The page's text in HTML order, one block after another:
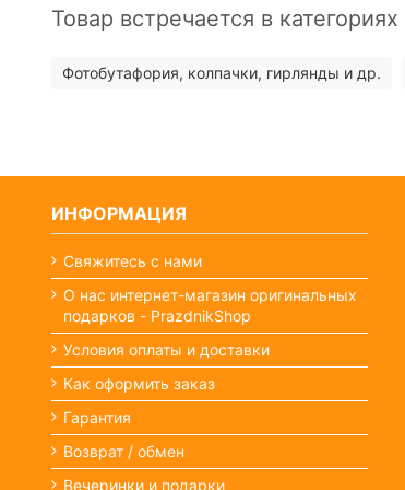
Товар встречается в категориях
Фотобутафория, колпачки, гирлянды и др.
ИНФОРМАЦИЯ
Свяжитесь с нами
О нас интернет-магазин оригинальных
подарков - PrazdnikShop
Условия оплаты и доставки
Как оформить заказ
Гарантия
Возврат / обмен
Вечеринки и подарки